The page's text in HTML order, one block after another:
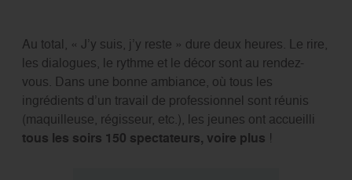
Au total, « J’y suis, j’y reste » dure deux heures. Le rire,
les dialogues, le rythme et le décor sont au rendez-
vous. Dans une bonne ambiance, où tous les
ingrédients d’un travail de professionnel sont réunis
(maquilleuse, régisseur, etc.), les jeunes ont accueilli
tous les soirs 150 spectateurs, voire plus !